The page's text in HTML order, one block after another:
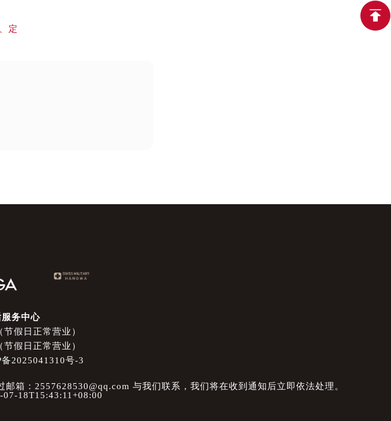
务中心
假日正常营业）
假日正常营业）
2025041310号-3
箱：2557628530@qq.com 与我们联系，我们将在收到通知后立即依法处理。
07-18T15:43:11+08:00